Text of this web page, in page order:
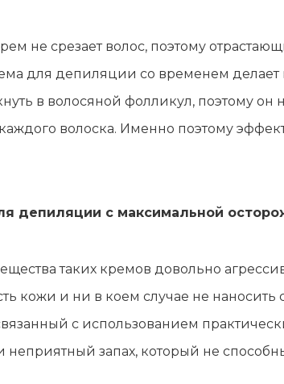
не срезает волос, поэтому
для депиляции со временем
в волосяной фолликул, поэтому он
волоска. Именно поэтому
депиляции с максимальной
таких кремов довольно
кожи и ни в коем случае не
с использованием
запах, который не